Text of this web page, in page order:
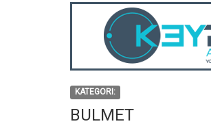
KATEGORI:
BULMET